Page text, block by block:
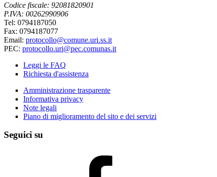
Codice fiscale: 92081820901
P.IVA: 00262990906
Tel: 0794187050
Fax: 0794187077
Email: protocollo@comune.uri.ss.it
PEC: protocollo.uri@pec.comunas.it
Leggi le FAQ
Richiesta d'assistenza
Amministrazione trasparente
Informativa privacy
Note legali
Piano di miglioramento del sito e dei servizi
Seguici su